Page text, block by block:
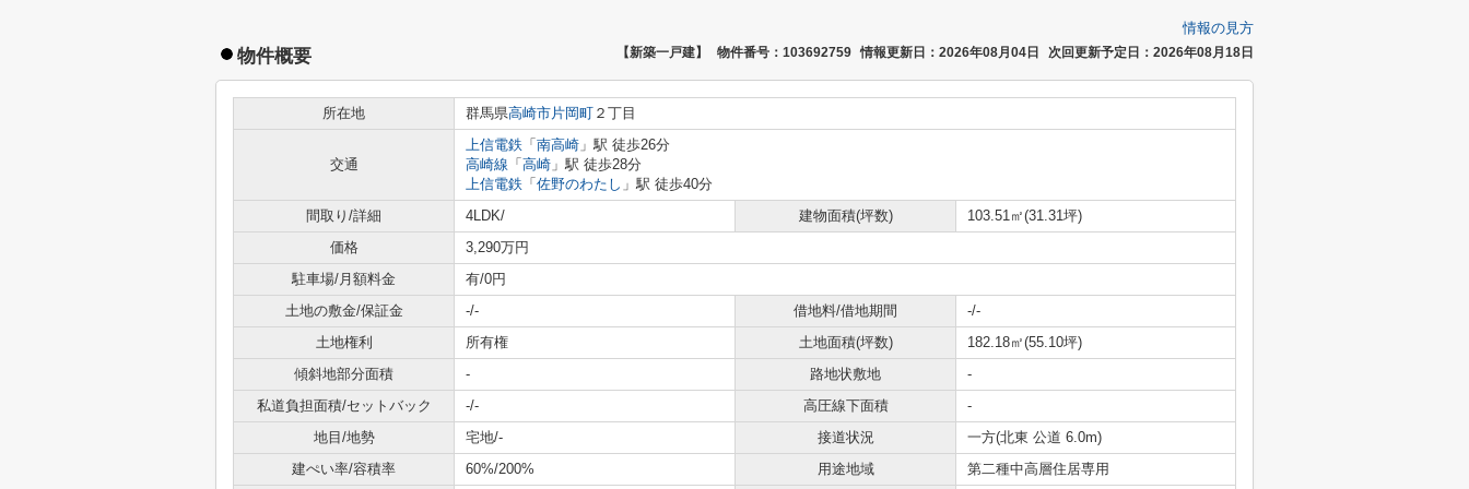
情報の見方
物件概要 【新築一戸建】 物件番号：103692759 情報更新日：2026年08月04日 次回更新予定日：2026年08月18日
所在地 群馬県高崎市片岡町 ２丁目
交通
上信電鉄 「 南高崎 」駅 徒歩26分
高崎線 「 高崎 」駅 徒歩28分
上信電鉄 「 佐野のわたし 」駅 徒歩40分
間取り/詳細
4LDK/ 建物面積(坪数)
103.51㎡(31.31坪)
価格
3,290万円
駐車場/月額料金
有/0円
土地の敷金/保証金
-/- 借地料/借地期間
-/-
土地権利
所有権 土地面積(坪数)
182.18㎡(55.10坪)
傾斜地部分面積
- 路地状敷地
-
私道負担面積/セットバック
-/- 高圧線下面積
-
地目/地勢
宅地/- 接道状況
一方(北東 公道 6.0m)
建ぺい率/容積率
60%/200% 用途地域 第二種中高層住居専用